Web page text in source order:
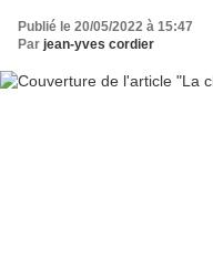
Publié le 20/05/2022 à 15:47
Par jean-yves cordier